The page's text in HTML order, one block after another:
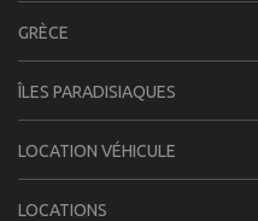
GRÈCE
ÎLES PARADISIAQUES
LOCATION VÉHICULE
LOCATIONS